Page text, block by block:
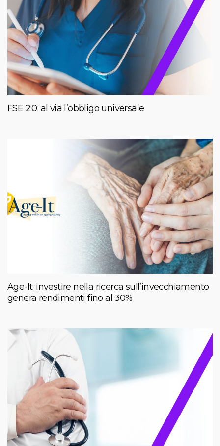
FSE 2.0: al via l’obbligo universale
Age-It: investire nella ricerca sull’invecchiamento
genera rendimenti fino al 30%